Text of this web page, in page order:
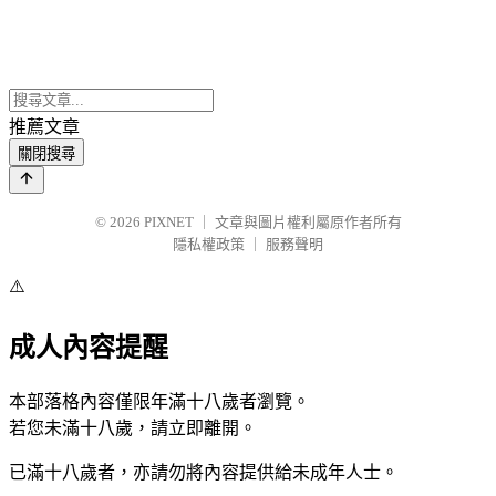
推薦文章
關閉搜尋
© 2026 PIXNET
文章與圖片權利屬原作者所有
隱私權政策
服務聲明
⚠️
成人內容提醒
本部落格內容僅限年滿十八歲者瀏覽。
若您未滿十八歲，請立即離開。
已滿十八歲者，亦請勿將內容提供給未成年人士。